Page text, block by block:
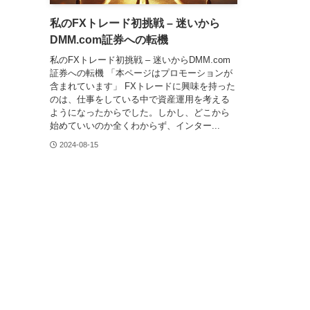
私のFXトレード初挑戦 – 迷いから
DMM.com証券への転機
私のFXトレード初挑戦 – 迷いからDMM.com
証券への転機 「本ページはプロモーションが
含まれています」 FXトレードに興味を持った
のは、仕事をしている中で資産運用を考える
ようになったからでした。しかし、どこから
始めていいのか全くわからず、インター...
2024-08-15